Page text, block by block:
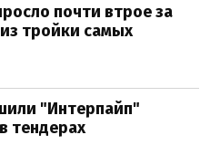
почти втрое за
тройки самых
"Интерпайп"
тендерах